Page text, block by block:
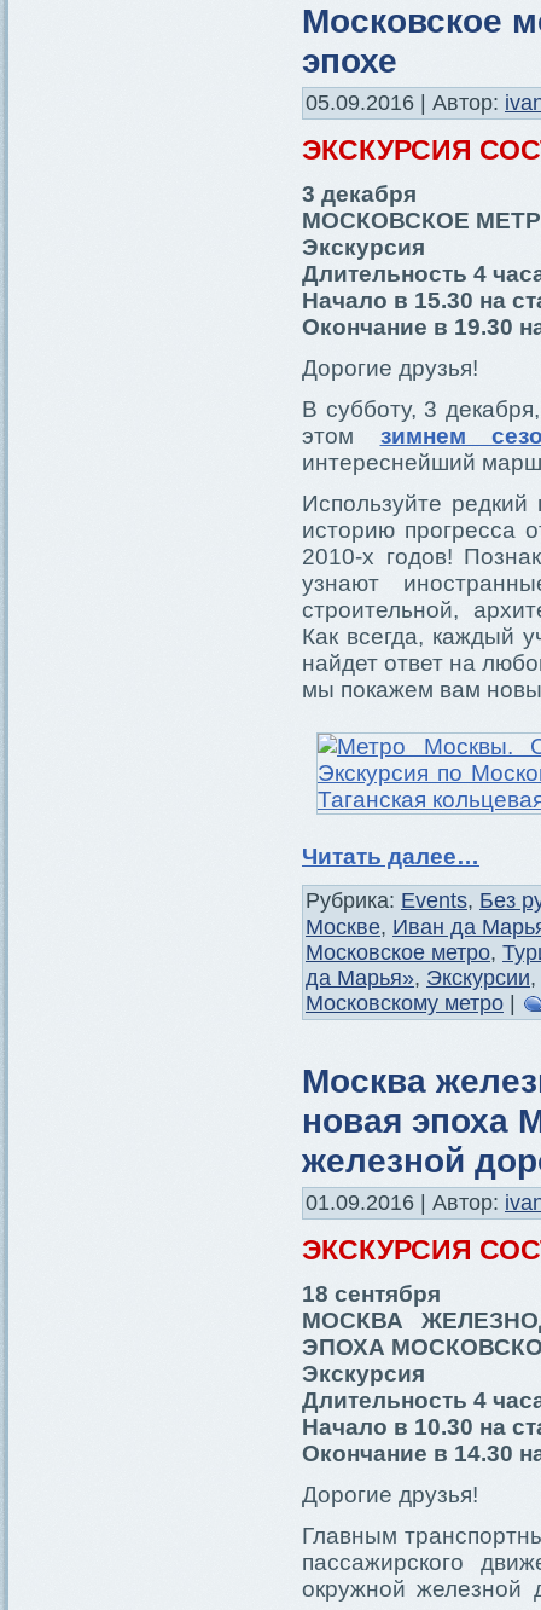
Московское
эпохе
05.09.2016 | Автор:
ЭКСКУРСИЯ
3 декабря
МОСКОВСКОЕ
Экскурсия
Длительность 4
Начало в 15.30 на
Окончание в 19.30
Дорогие друзья!
В субботу, 3
этом зимнем
интереснейший
Используйте
историю прогресса
2010-х годов!
узнают
строительной,
Как всегда, каждый
найдет ответ на
мы покажем вам
Читать далее…
Рубрика: Events, Без
Москве, Иван да
Московское метро,
да Марья», Экскурсии,
Московскому метро |
Москва
новая эпоха
железной
01.09.2016 | Автор:
ЭКСКУРСИЯ
18 сентября
МОСКВА
ЭПОХА
Экскурсия
Длительность 4
Начало в 10.30 на
Окончание в 14.30
Дорогие друзья!
Главным
пассажирского
окружной железной